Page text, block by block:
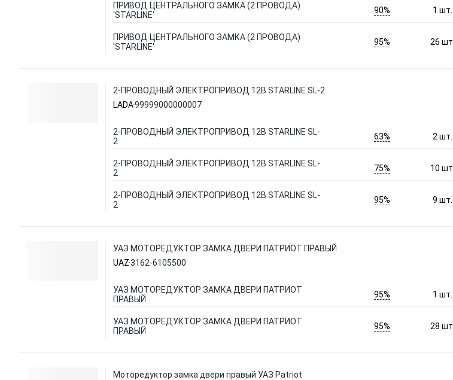
ПРИВОД ЦЕНТРАЛЬНОГО ЗАМКА (2 ПРОВОДА)
'STARLINE'
90% 1шт.
ПРИВОД ЦЕНТРАЛЬНОГО ЗАМКА (2 ПРОВОДА)
'STARLINE'
95% 26шт.
2-ПРОВОДНЫЙ ЭЛЕКТРОПРИВОД 12В STARLINE SL-2
LADA99999000000007
2-ПРОВОДНЫЙ ЭЛЕКТРОПРИВОД 12В STARLINE SL-
2
63% 2шт.
2-ПРОВОДНЫЙ ЭЛЕКТРОПРИВОД 12В STARLINE SL-
2
75% 10шт.
2-ПРОВОДНЫЙ ЭЛЕКТРОПРИВОД 12В STARLINE SL-
2
95% 9шт.
УАЗ МОТОРЕДУКТОР ЗАМКА ДВЕРИ ПАТРИОТ ПРАВЫЙ
UAZ3162-6105500
УАЗ МОТОРЕДУКТОР ЗАМКА ДВЕРИ ПАТРИОТ
ПРАВЫЙ
95% 1шт.
УАЗ МОТОРЕДУКТОР ЗАМКА ДВЕРИ ПАТРИОТ
ПРАВЫЙ
95% 28шт.
Моторедуктор замка двери правый УАЗ Patriot